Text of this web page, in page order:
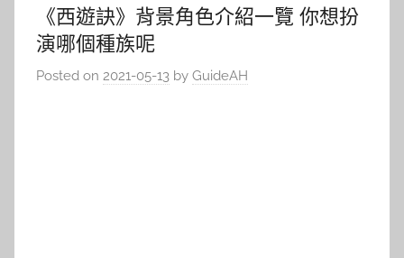
《西遊訣》背景角色介紹一覽 你想扮
演哪個種族呢
Posted on 2021-05-13 by GuideAH